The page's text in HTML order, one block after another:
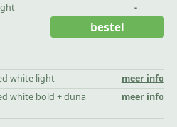
-
white light
meer info
white bold + duna
meer info
bestel